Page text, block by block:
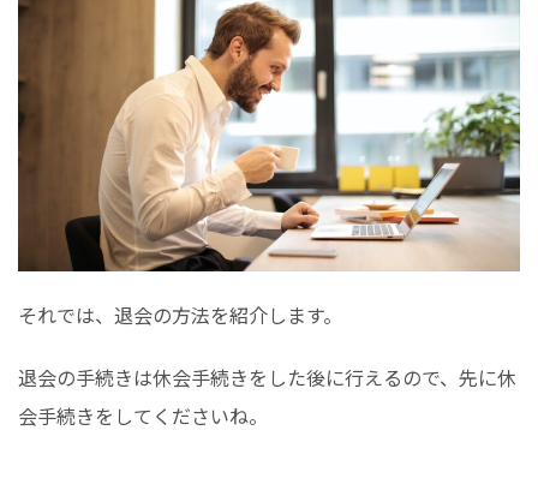
それでは、退会の方法を紹介します。
退会の手続きは休会手続きをした後に行えるので、先に休
会手続きをしてくださいね。